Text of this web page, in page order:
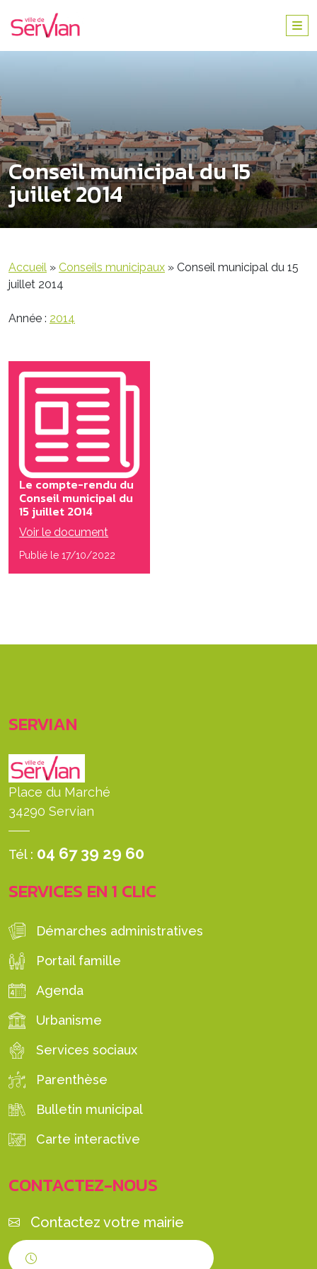
Conseil municipal du 15
juillet 2014
Accueil » Conseils municipaux » Conseil municipal du 15
juillet 2014
Année : 2014
Le compte-rendu du
Conseil municipal du
15 juillet 2014
Voir le document
Publié le 17/10/2022
SERVIAN
Place du Marché
34290 Servian
Tél : 04 67 39 29 60
SERVICES EN 1 CLIC
Démarches administratives
Portail famille
Agenda
Urbanisme
Services sociaux
Parenthèse
Bulletin municipal
Carte interactive
CONTACTEZ-NOUS
Contactez votre mairie